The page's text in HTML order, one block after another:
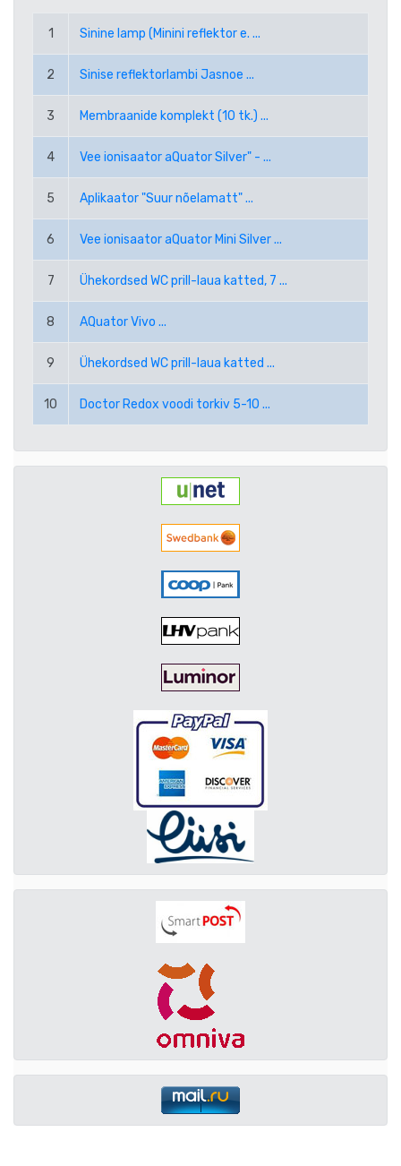
USD USA DOLLAR
PPE PAYPAL (EUR)
PPD PAYPAL (USD)
1 Sinine lamp (Minini reflektor e. ...
2 Sinise reflektorlambi Jasnoe ...
3 Membraanide komplekt (10 tk.) ...
4 Vee ionisaator aQuator Silver" - ...
5 Aplikaator "Suur nõelamatt" ...
6 Vee ionisaator aQuator Mini Silver ...
7 Ühekordsed WC prill-laua katted, 7 ...
8 AQuator Vivo ...
9 Ühekordsed WC prill-laua katted ...
10 Doctor Redox voodi torkiv 5-10 ...